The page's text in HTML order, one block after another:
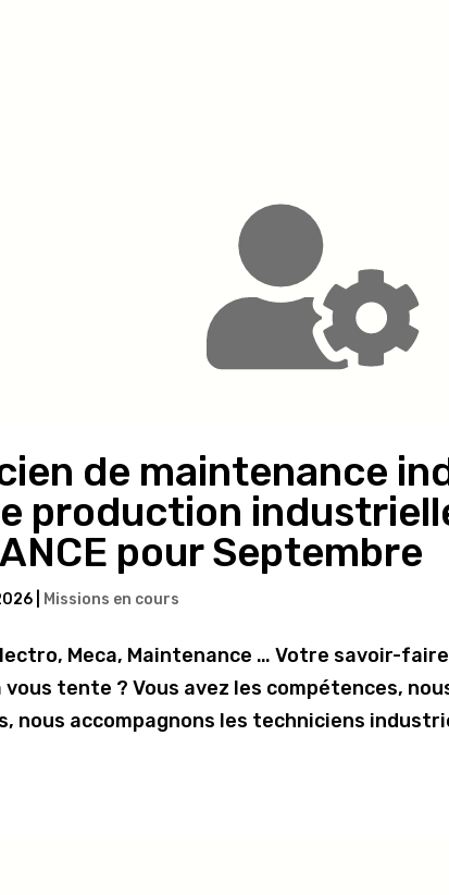
de maintenance
production
pour Septembre
Missions en cours
Meca, Maintenance … Votre savoir-
vous tente ? Vous avez les compétences,
nous accompagnons les techniciens